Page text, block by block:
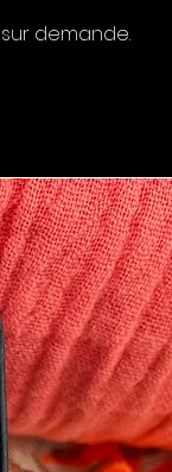
demande.